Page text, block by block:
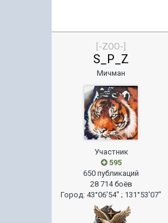
[-ZOO-]
S_P_Z
Мичман
Участник
595
650 публикаций
28 714 боёв
Город:43°06′54″ ; 131°53′07″